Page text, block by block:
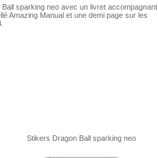
sparking neo avec un livret accompagnant
Amazing Manual et une demi page sur les
Stikers Dragon Ball sparking neo